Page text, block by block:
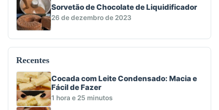
Sorvetão de Chocolate de Liquidificador
26 de dezembro de 2023
Recentes
Cocada com Leite Condensado: Macia e
Fácil de Fazer
1 hora e 25 minutos